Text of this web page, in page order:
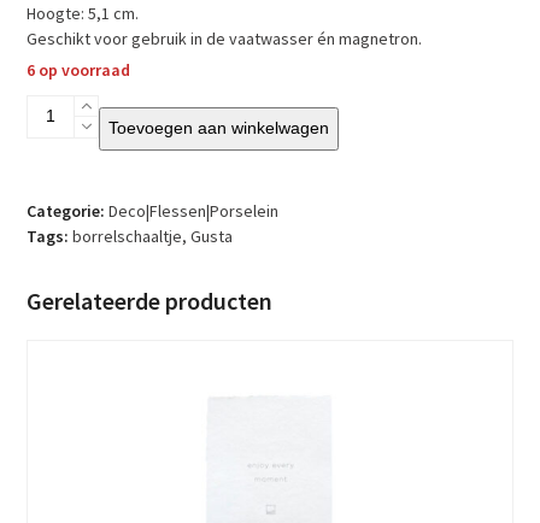
Hoogte: 5,1 cm.
Geschikt voor gebruik in de vaatwasser én magnetron.
6 op voorraad
Gusta
Schaaltjes
Terra
-
aantal
Toevoegen aan winkelwagen
Categorie: Deco|Flessen|Porselein
Tags: borrelschaaltje,Gusta
Gerelateerde producten